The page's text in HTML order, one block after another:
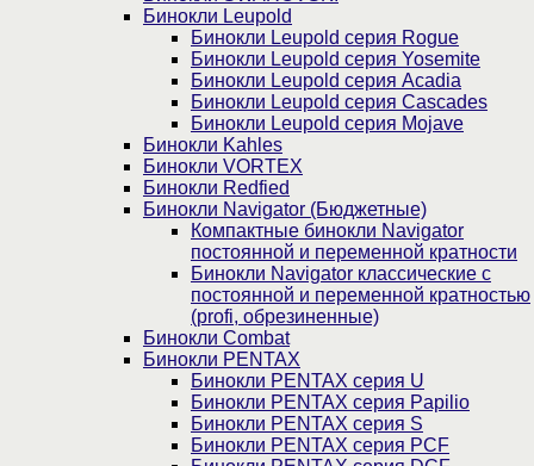
Бинокли Leupold
Бинокли Leupold серия Rogue
Бинокли Leupold серия Yosemite
Бинокли Leupold серия Acadia
Бинокли Leupold серия Cascades
Бинокли Leupold серия Mojave
Бинокли Kahles
Бинокли VORTEX
Бинокли Redfied
Бинокли Navigator (Бюджетные)
Компактные бинокли Navigator
постоянной и переменной кратности
Бинокли Navigator классические с
постоянной и переменной кратностью
(profi, обрезиненные)
Бинокли Combat
Бинокли PENTAX
Бинокли PENTAX серия U
Бинокли PENTAX серия Papilio
Бинокли PENTAX серия S
Бинокли PENTAX серия PCF